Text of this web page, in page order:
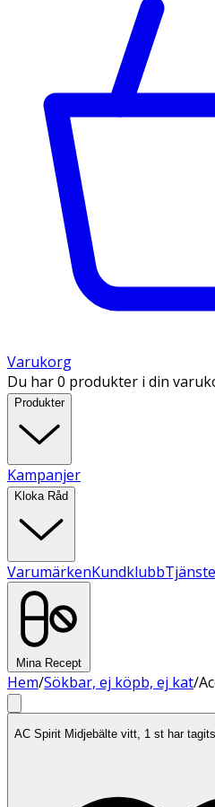
Varukorg
Du har 0 produkter i din
Produkter
Kampanjer
Kloka Råd
VarumärkenKundklubb
Mina Recept
Hem/Sökbar, ej köpb, ej kat/
AC Spirit Midjebälte vitt, 1 st har